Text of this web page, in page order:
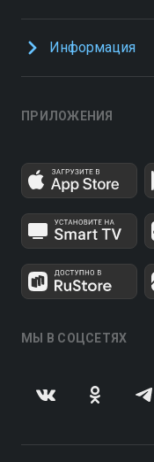
Информация
ПРИЛОЖЕНИЯ
МЫ В СОЦСЕТЯХ